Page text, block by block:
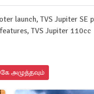
launch, TVS Jupiter SE
TVS Jupiter 110cc
அழுத்தவும்